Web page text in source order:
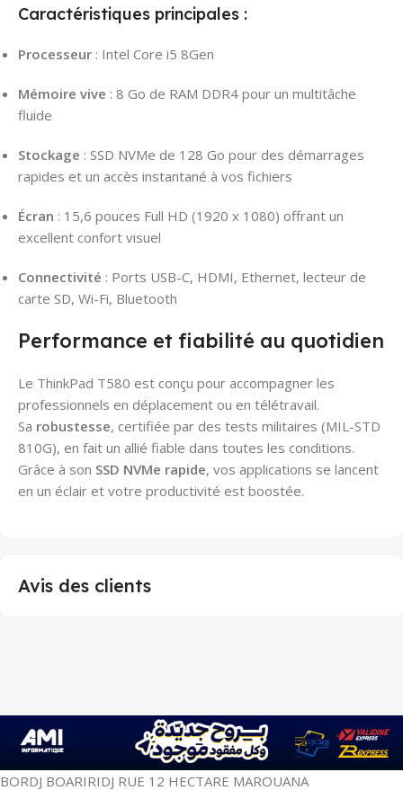
Caractéristiques principales :
Processeur : Intel Core i5 8Gen
Mémoire vive : 8 Go de RAM DDR4 pour un multitâche
fluide
Stockage : SSD NVMe de 128 Go pour des démarrages
rapides et un accès instantané à vos fichiers
Écran : 15,6 pouces Full HD (1920 x 1080) offrant un
excellent confort visuel
Connectivité : Ports USB-C, HDMI, Ethernet, lecteur de
carte SD, Wi-Fi, Bluetooth
Performance et fiabilité au quotidien
Le ThinkPad T580 est conçu pour accompagner les
professionnels en déplacement ou en télétravail.
Sa robustesse, certifiée par des tests militaires (MIL-STD
810G), en fait un allié fiable dans toutes les conditions.
Grâce à son SSD NVMe rapide, vos applications se lancent
en un éclair et votre productivité est boostée.
Avis des clients
BORDJ BOARIRIDJ RUE 12 HECTARE MAROUANA